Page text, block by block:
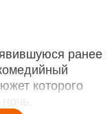
ранее
которого